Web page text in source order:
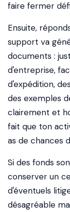
faire fermer
Ensuite,
support va
documents :
d'entreprise,
d'expédition,
des exemples
clairement et
fait que ton
as de chances
Si des fonds
conserver un
d'éventuels
désagréable